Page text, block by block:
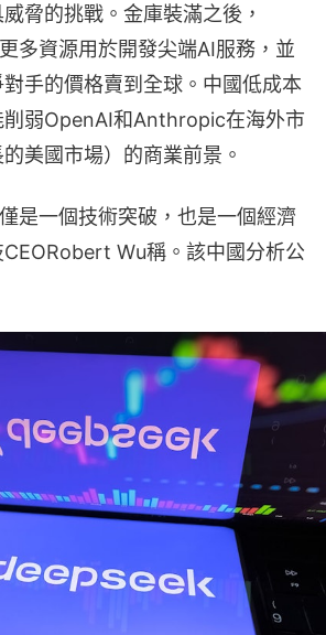
脅的挑戰。金庫裝滿之後，
多資源用於開發尖端AI服務，並
手的價格賣到全球。中國低成本
削弱OpenAI和Anthropic在海外市
美國市場）的商業前景。
是一個技術突破，也是一個經濟
Wu稱。該中國分析公